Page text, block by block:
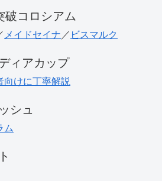
破コロシアム
メイドセイナ ／ ビスマルク
ィアカップ
向けに丁寧解説
シュ
ム